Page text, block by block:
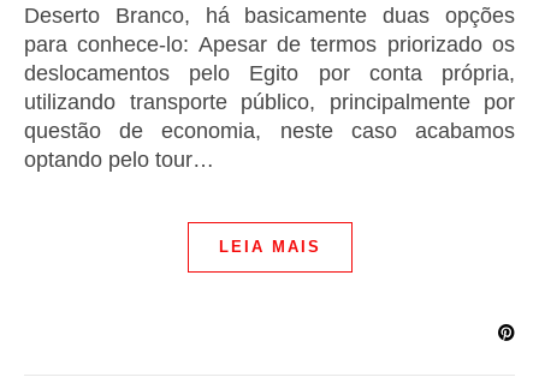
Deserto Branco, há basicamente duas opções
para conhece-lo: Apesar de termos priorizado os
deslocamentos pelo Egito por conta própria,
utilizando transporte público, principalmente por
questão de economia, neste caso acabamos
optando pelo tour…
LEIA MAIS